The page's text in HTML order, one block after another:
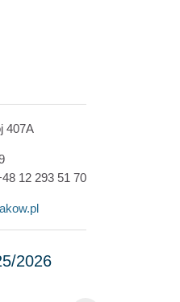
407A
12 293 51 70